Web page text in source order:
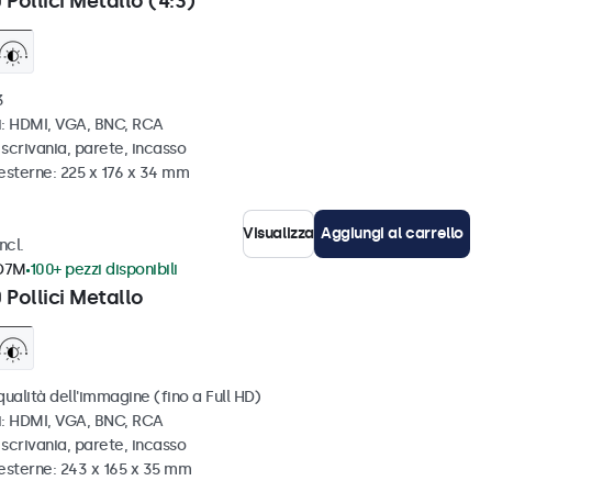
HDMI, VGA, BNC, RCA
parete, incasso
225 x 176 x 34 mm
Visualizza Aggiungi al carrello
Pollici Metallo
100+ pezzi disponibili
dell'immagine (fino a Full HD)
HDMI, VGA, BNC, RCA
parete, incasso
243 x 165 x 35 mm